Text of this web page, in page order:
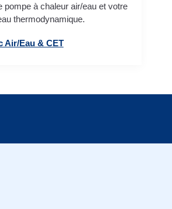
pompe à chaleur air/eau et votre
thermodynamique.
Air/Eau & CET